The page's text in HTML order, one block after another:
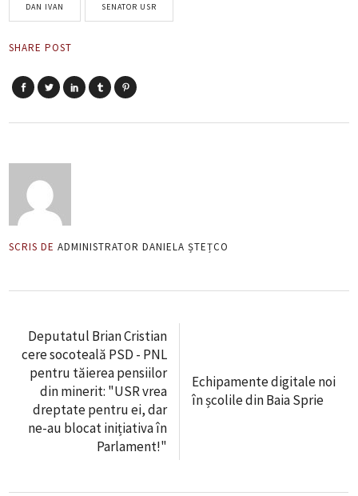
DAN IVAN SENATOR USR
SHARE POST
SCRIS DE ADMINISTRATOR DANIELA ȘTEȚCO
Deputatul Brian Cristian
cere socoteală PSD - PNL
pentru tăierea pensiilor
din minerit: "USR vrea
dreptate pentru ei, dar
ne-au blocat inițiativa în
Parlament!"
Echipamente digitale noi
în școlile din Baia Sprie